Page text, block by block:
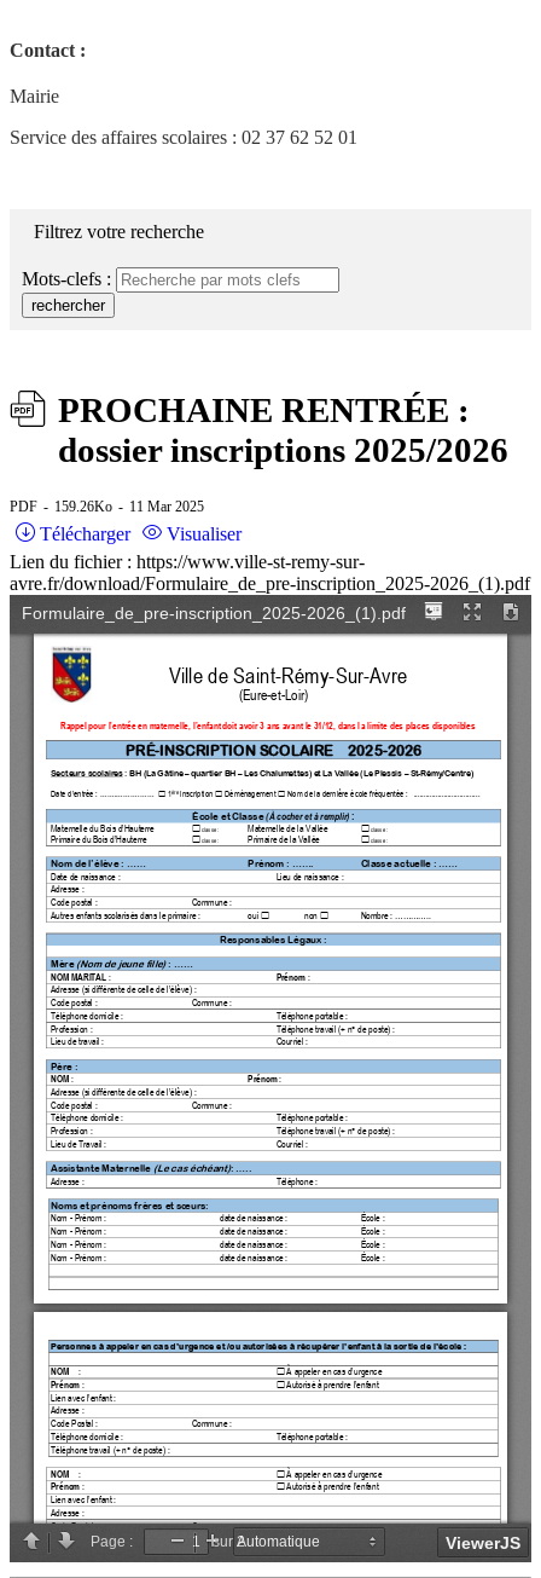
Contact :
Mairie
Service des affaires scolaires : 02 37 62 52 01
Filtrez votre recherche
Mots-clefs :
rechercher
PROCHAINE RENTRÉE :
dossier inscriptions 2025/2026
PDF 159.26Ko 11 Mar 2025
Télécharger
Visualiser
Lien du fichier : https://www.ville-st-remy-sur-
avre.fr/download/Formulaire_de_pre-inscription_2025-2026_(1).pdf